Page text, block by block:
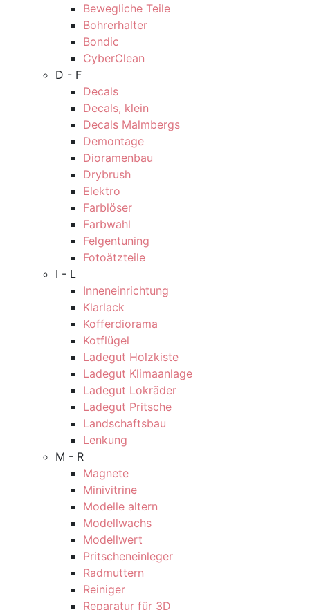
Bewegliche Teile
Bohrerhalter
Bondic
CyberClean
D - F
Decals
Decals, klein
Decals Malmbergs
Demontage
Dioramenbau
Drybrush
Elektro
Farblöser
Farbwahl
Felgentuning
Fotoätzteile
I - L
Inneneinrichtung
Klarlack
Kofferdiorama
Kotflügel
Ladegut Holzkiste
Ladegut Klimaanlage
Ladegut Lokräder
Ladegut Pritsche
Landschaftsbau
Lenkung
M - R
Magnete
Minivitrine
Modelle altern
Modellwachs
Modellwert
Pritscheneinleger
Radmuttern
Reiniger
Reparatur für 3D